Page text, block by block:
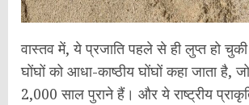
वास्तव में, ये प्रजाति पहले से ही लुप्त हो
घोंघों को आधा-काष्ठीय घोंघों कहा जाता है,
2,000 साल पुराने हैं। और ये राष्ट्रीय